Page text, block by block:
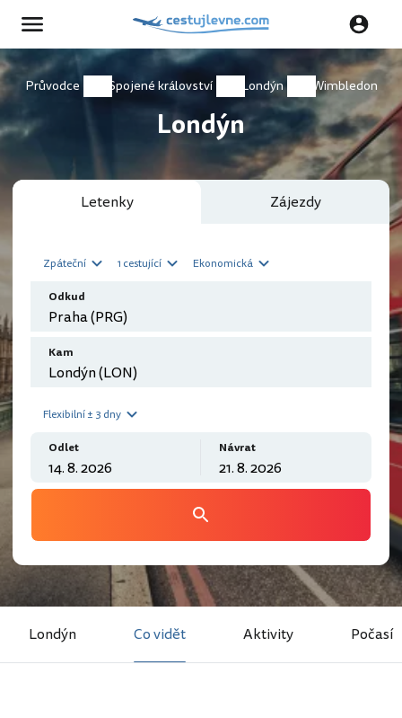
Průvodce Spojené království Londýn Wimbledon
Londýn
Letenky Zájezdy
Zpáteční 1 cestující Ekonomická
Odkud
Kam
Flexibilní ± 3 dny
Odlet Návrat
Londýn Co vidět Aktivity Počasí